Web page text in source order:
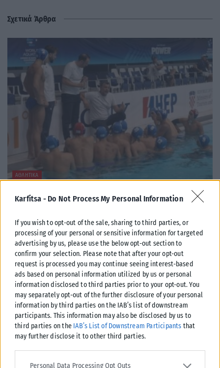
Karfitsa - Do Not Process My Personal Information
If you wish to opt-out of the sale, sharing to third parties, or
processing of your personal or sensitive information for targeted
advertising by us, please use the below opt-out section to
confirm your selection. Please note that after your opt-out
request is processed you may continue seeing interest-based
ads based on personal information utilized by us or personal
information disclosed to third parties prior to your opt-out. You
may separately opt-out of the further disclosure of your personal
information by third parties on the IAB’s list of downstream
participants. This information may also be disclosed by us to
third parties on the IAB’s List of Downstream Participants that
may further disclose it to other third parties.
Please note that this website/app uses one or more Google
services and may gather and store information including but not
Personal Data Processing Opt Outs
Σχετικά Άρθρα
ΑΘΛΗΤΙΚΆ
Η Εθνική Παίδων λύγισε την Τουρκία και πανηγύρισε τη νίκη
υποχρεώσεις της στους αγώνες κατάταξης του Παγκοσμίου
Πρωταθλήματος Κ16, που διεξάγεται...
ΑΝΑΡΤΉΘΗΚΕ ΑΠΌKARFITSANEWS 08/08/2026